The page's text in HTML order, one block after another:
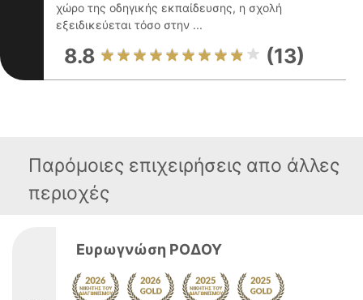
χώρο της οδηγικής εκπαίδευσης, η σχολή
εξειδικεύεται τόσο στην ...
8.8 (13)
Παρόμοιες επιχειρήσεις απο άλλες
περιοχές
Ευρωγνώση ΡΟΔΟΥ